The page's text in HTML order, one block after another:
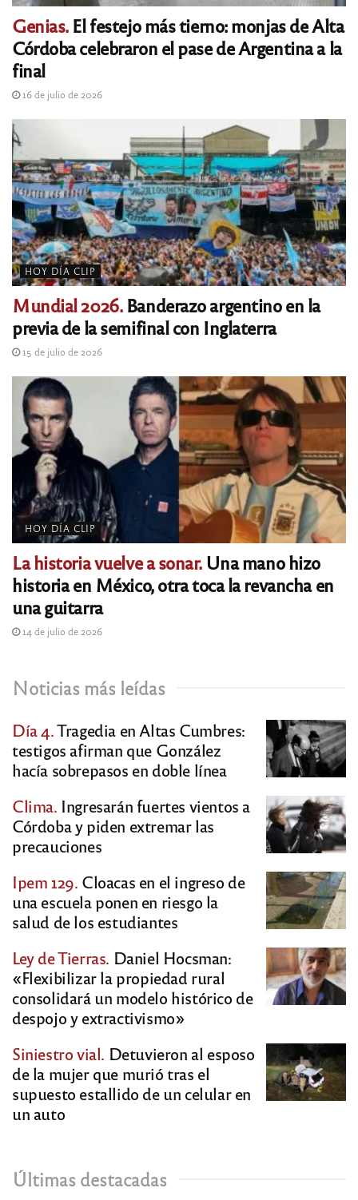
Genias.El festejo más tierno: monjas de Alta
Córdoba celebraron el pase de Argentina a la
final
16 de julio de 2026
HOY DÍA CLIP
Mundial 2026.Banderazo argentino en la
previa de la semifinal con Inglaterra
15 de julio de 2026
HOY DÍA CLIP
La historia vuelve a sonar.Una mano hizo
historia en México, otra toca la revancha en
una guitarra
14 de julio de 2026
Noticias más leídas
Día 4.Tragedia en Altas Cumbres:
testigos afirman que González
hacía sobrepasos en doble línea
Clima. Ingresarán fuertes vientos a
Córdoba y piden extremar las
precauciones
Ipem 129. Cloacas en el ingreso de
una escuela ponen en riesgo la
salud de los estudiantes
Ley de Tierras. Daniel Hocsman:
«Flexibilizar la propiedad rural
consolidará un modelo histórico de
despojo y extractivismo»
Siniestro vial. Detuvieron al esposo
de la mujer que murió tras el
supuesto estallido de un celular en
un auto
Últimas destacadas